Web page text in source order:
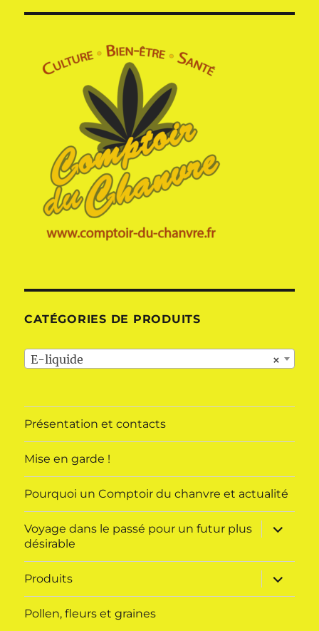
CATÉGORIES DE PRODUITS
×
E-liquide
Présentation et contacts
Mise en garde !
Pourquoi un Comptoir du chanvre et actualité
Voyage dans le passé pour un futur plus
désirable
ouvrir
le
menu
Produits
ouvrir
le
sous-
Pollen, fleurs et graines